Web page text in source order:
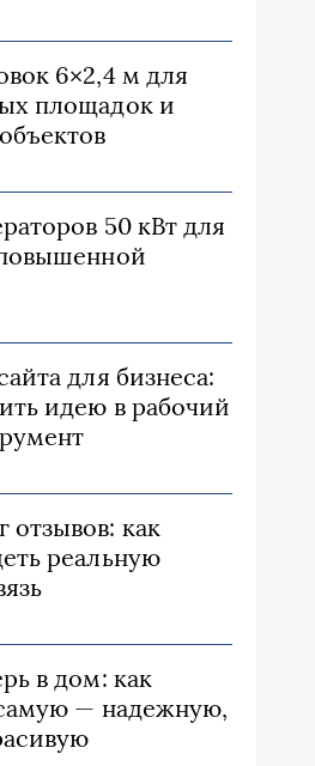
6×2,4 м для
площадок и
50 кВт для
для бизнеса:
идею в рабочий
как
реальную
в дом: как
— надежную,